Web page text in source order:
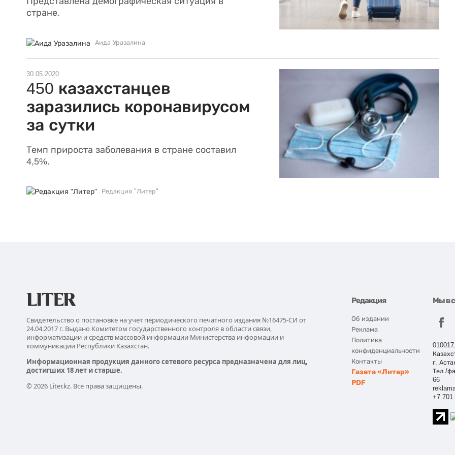
стране.
Аида Уразалина
30.05.2020
450 казахстанцев
заразились коронавирусом
за сутки
Темп прироста заболевания в стране составил
4,5%.
Редакция "Литер"
Свидетельство о постановке на учет периодического печатного издания №16475-СИ от
24.04.2017 г. Выдано Комитетом государственного контроля в области связи,
информатизации и средств массовой информации Министерства информации и
коммуникации Республики Казахстан.
Информационная продукция данного сетевого ресурса предназначена для лиц,
достигших 18 лет и старше.
© 2026 Liter.kz. Все права защищены.
Редакция
Об издании
Реклама
Политика
конфиденциальности
Контакты
Газета «Литер»
PDF
Мы в
г.
Тел./
66
+7 701